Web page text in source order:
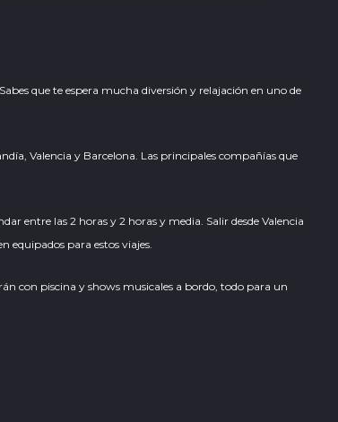
que te espera mucha diversión y relajación en uno de
Valencia y Barcelona. Las principales compañías que
entre las 2 horas y 2 horas y media. Salir desde Valencia
equipados para estos viajes.
con piscina y shows musicales a bordo, todo para un